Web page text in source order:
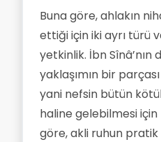
Buna göre, ahlakın
ettiği için iki ayrı türü
yetkinlik. İbn Sînâ’nın
yaklaşımın bir
yani nefsin bütün
haline gelebilmesi
göre, akli ruhun pratik